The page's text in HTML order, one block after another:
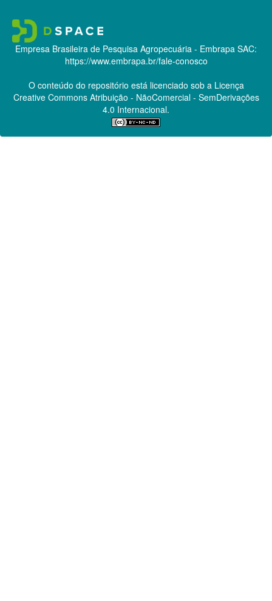
Empresa Brasileira de Pesquisa Agropecuária - Embrapa SAC:
https://www.embrapa.br/fale-conosco
O conteúdo do repositório está licenciado sob a Licença
Creative CommonsAtribuição - NãoComercial - SemDerivações
4.0 Internacional.